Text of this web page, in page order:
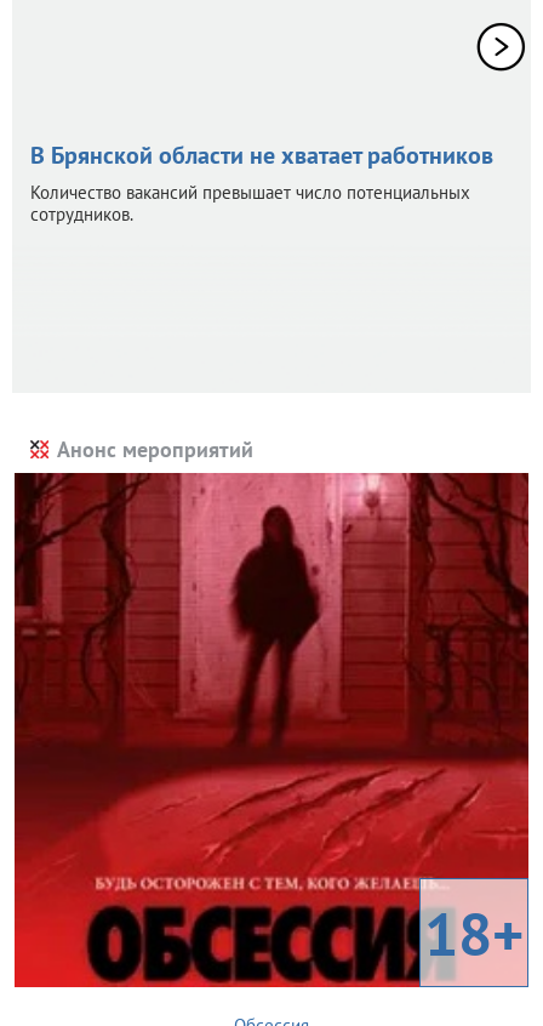
В Брянской области не хватает работников
Количество вакансий превышает число потенциальных
сотрудников.
Анонс мероприятий
18+